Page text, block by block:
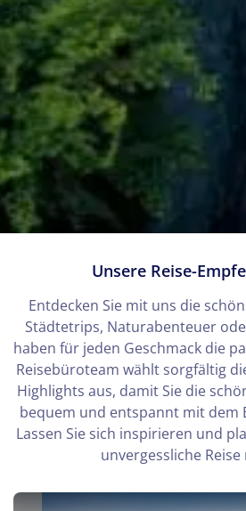
Unsere Reise-
Entdecken Sie mit uns die
Städtetrips, Naturabenteuer
haben für jeden Geschmack die
Reisebüroteam wählt sorgfältig
Highlights aus, damit Sie die
bequem und entspannt mit dem
Lassen Sie sich inspirieren und
unvergessliche